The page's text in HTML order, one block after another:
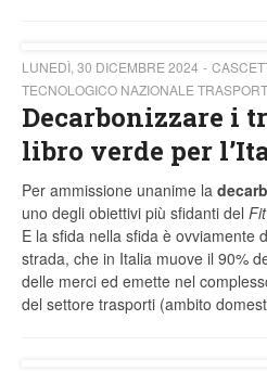
LUNEDÌ, 30 DICEMBRE 2024
TECNOLOGICO NAZIONALE
Decarbonizzare i
libro verde per
Per ammissione unanime la
uno degli obiettivi più sfidanti del
E la sfida nella sfida è ovviamente
strada, che in Italia muove il 90%
delle merci ed emette nel
del settore trasporti (ambito